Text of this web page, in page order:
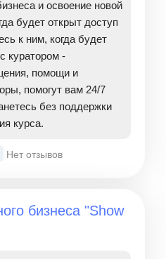
и освоение новой
будет открыт доступ
к ним, когда будет
куратором -
помощи и
помогут вам 24/7
без поддержки
курса.
Нет отзывов
бизнеса "Show